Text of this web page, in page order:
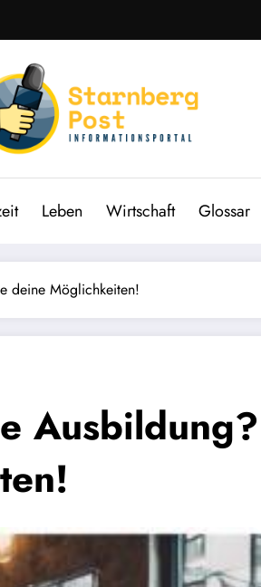
Leben Wirtschaft Glossar
deine Möglichkeiten!
Ausbildung?